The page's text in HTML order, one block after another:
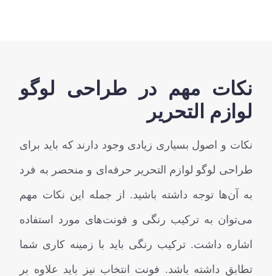
نکات مهم در طراحی لوگو
لوازم التحریر
نکات و اصول بسیاری زیادی وجود دارند که باید برای
طراحی لوگو لوازم التحریر حرفه‌ای و منحصر به فرد
به آن‌ها توجه داشته باشید. از جمله این نکات مهم
می‌توان به ترکیب رنگی و فونت‌های مورد استفاده
اشاره داشت. ترکیب رنگی باید با زمینه کاری شما
تطابق داشته باشد. فونت انتخاب نیز باید علاوه بر